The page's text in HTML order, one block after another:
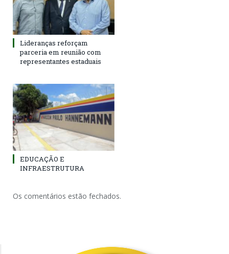
Lideranças reforçam
parceria em reunião com
representantes estaduais
EDUCAÇÃO E
INFRAESTRUTURA
Os comentários estão fechados.